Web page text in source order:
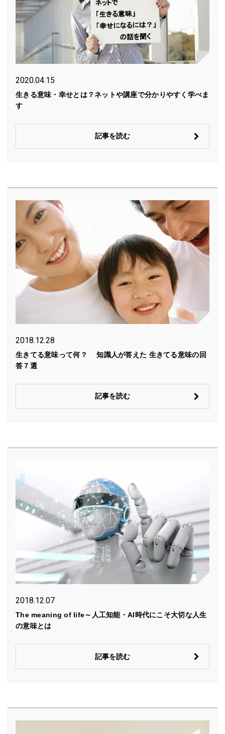
2020.04.15
生きる意味・幸せとは？ネットや講座で分かりやすく学べま
す
記事を読む
2018.12.28
生きてる意味って何？ 知識人が答えた 生きてる意味の回
答７選
記事を読む
2018.12.07
The meaning of life～人工知能・AI時代にこそ大切な人生
の意味とは
記事を読む